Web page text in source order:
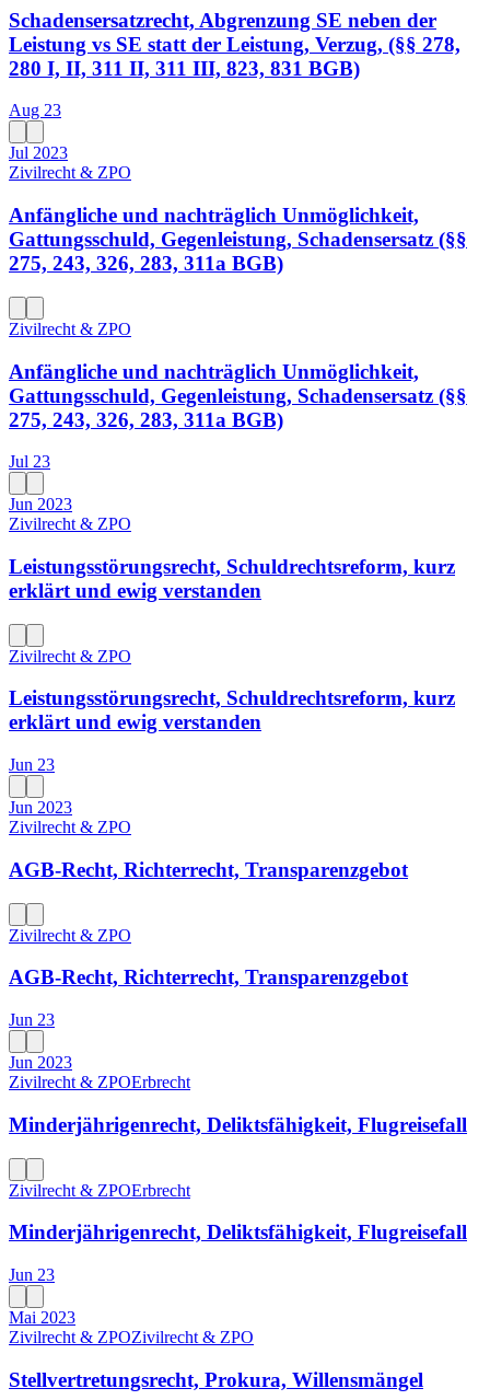
Schadensersatzrecht, Abgrenzung SE neben der
Leistung vs SE statt der Leistung, Verzug, (§§ 278,
280 I, II, 311 II, 311 III, 823, 831 BGB)
Aug 23
Jul 2023
Zivilrecht & ZPO
Anfängliche und nachträglich Unmöglichkeit,
Gattungsschuld, Gegenleistung, Schadensersatz (§§
275, 243, 326, 283, 311a BGB)
Zivilrecht & ZPO
Anfängliche und nachträglich Unmöglichkeit,
Gattungsschuld, Gegenleistung, Schadensersatz (§§
275, 243, 326, 283, 311a BGB)
Jul 23
Jun 2023
Zivilrecht & ZPO
Leistungsstörungsrecht, Schuldrechtsreform, kurz
erklärt und ewig verstanden
Zivilrecht & ZPO
Leistungsstörungsrecht, Schuldrechtsreform, kurz
erklärt und ewig verstanden
Jun 23
Jun 2023
Zivilrecht & ZPO
AGB-Recht, Richterrecht, Transparenzgebot
Zivilrecht & ZPO
AGB-Recht, Richterrecht, Transparenzgebot
Jun 23
Jun 2023
Zivilrecht & ZPOErbrecht
Minderjährigenrecht, Deliktsfähigkeit, Flugreisefall
Zivilrecht & ZPOErbrecht
Minderjährigenrecht, Deliktsfähigkeit, Flugreisefall
Jun 23
Mai 2023
Zivilrecht & ZPOZivilrecht & ZPO
Stellvertretungsrecht, Prokura, Willensmängel